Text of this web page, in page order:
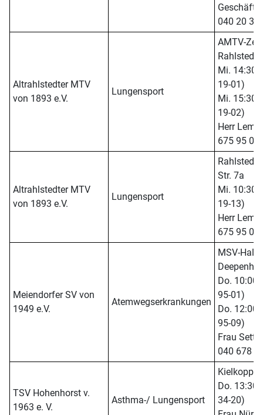
040 20 37
Altrahlstedter MTV
von 1893 e.V.
Lungensport
AMTV-
Mi. 14:30
19-01)
Mi. 15:30
19-02)
Herr
675 95
Altrahlstedter MTV
von 1893 e.V.
Lungensport
Str. 7a
Mi. 10:30
19-13)
Herr
675 95
Meiendorfer SV von
1949 e.V.
Atemwegserkrankungen
MSV-Halle,
Do. 10:00
95-01)
Do. 12:00
95-09)
Frau
040 678
TSV Hohenhorst v.
1963 e. V.
Asthma-/ Lungensport
Do. 13:30
34-20)